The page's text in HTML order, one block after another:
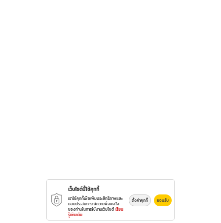
เว็บไซต์นี้ใช้คุกกี้
เราใช้คุกกี้เพื่อเพิ่มประสิทธิภาพและ
มอบประสบการณ์ความพึงพอใจ
ของท่านในการใช้งานเว็บไซต์ เรียน
รู้เพิ่มเติม
ตั้งค่าคุกกี้ ยอมรับ